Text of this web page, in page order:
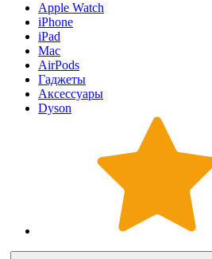
Apple Watch
iPhone
iPad
Mac
AirPods
Гаджеты
Аксессуары
Dyson